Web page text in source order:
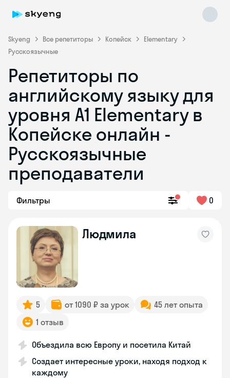
Skyeng Все репетиторы Копейск
Elementary
Русскоязычные
Репетиторы по
английскому языку для
уровня A1 Elementary в
Копейске онлайн -
Русскоязычные
преподаватели
Фильтры 0
Людмила
5 от 1090 ₽ за урок
45 лет опыта
1 отзыв
Объездила всю Европу и посетила Китай
Создает интересные уроки, находя подход к
каждому
Skyeng Chat